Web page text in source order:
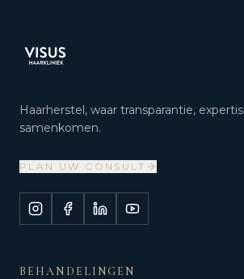
Haarherstel, waar transparantie,
samenkomen.
PLAN UW CONSULT
BEHANDELINGEN